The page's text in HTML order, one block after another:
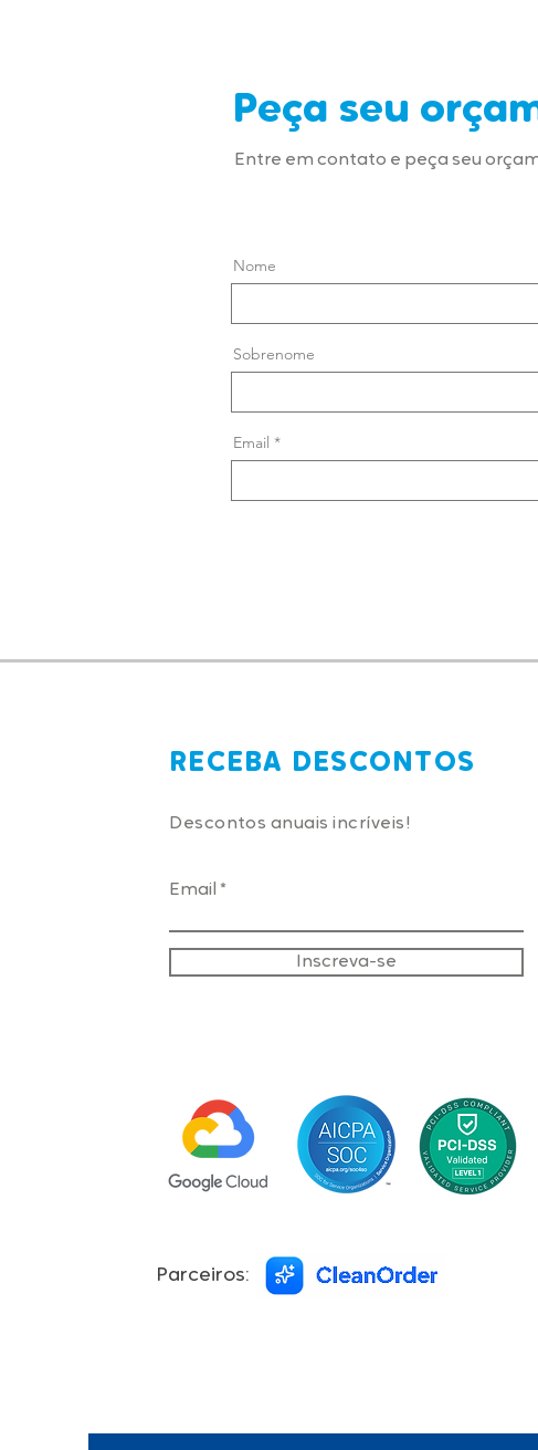
Peça seu
Entre em contato e peça seu
Nome
Sobrenome
Email
RECEBA DESCONTOS
Descontos anuais incríveis!
Email
Inscreva-se
Parceiros: